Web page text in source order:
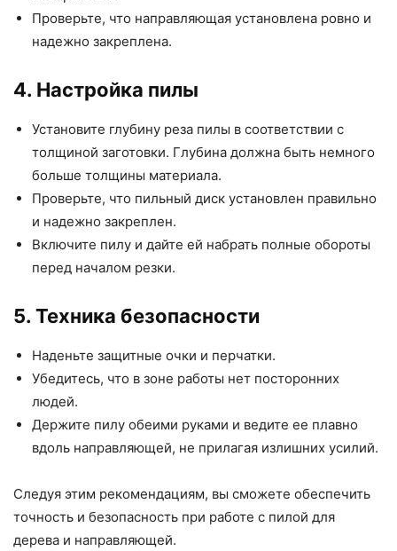
Проверьте, что направляющая установлена ровно и
надежно закреплена.
4. Настройка пилы
Установите глубину реза пилы в соответствии с
толщиной заготовки. Глубина должна быть немного
больше толщины материала.
Проверьте, что пильный диск установлен правильно
и надежно закреплен.
Включите пилу и дайте ей набрать полные обороты
перед началом резки.
5. Техника безопасности
Наденьте защитные очки и перчатки.
Убедитесь, что в зоне работы нет посторонних
людей.
Держите пилу обеими руками и ведите ее плавно
вдоль направляющей, не прилагая излишних усилий.
Следуя этим рекомендациям, вы сможете обеспечить
точность и безопасность при работе с пилой для
дерева и направляющей.